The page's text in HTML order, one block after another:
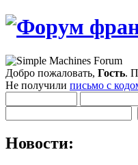
Добро пожаловать, Гость.
Не получили письмо с
Новости: